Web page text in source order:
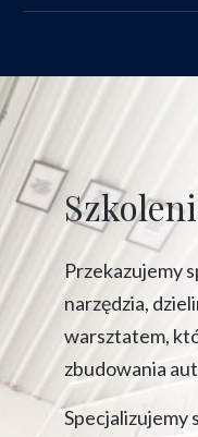
Przekazujemy
narzędzia,
warsztatem,
zbudowania
Specjalizujemy